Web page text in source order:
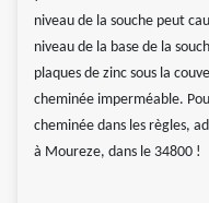
niveau de la souche peut
niveau de la base de la
plaques de zinc sous la
cheminée imperméable.
cheminée dans les règles,
à Moureze, dans le 34800 !